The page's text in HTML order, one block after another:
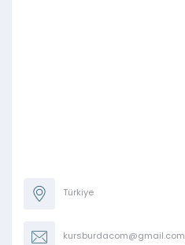
Türkiye
kursburdacom@gmail.com